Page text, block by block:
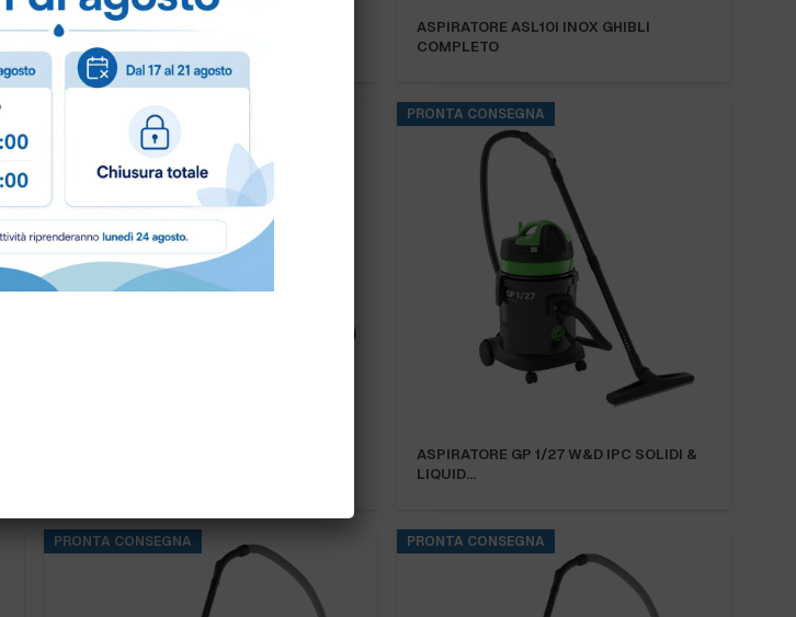
ASPIRATORE AS60P PLASTICA GHIBLI
COMPLETO
ASPIRATORE ASL10I INOX GHIBLI
COMPLETO
PRONTA CONSEGNA
ASPIRATORE GP 1/27 W&D IPC SOLIDI &
LIQUID…
PRONTA CONSEGNA PRONTA CONSEGNA